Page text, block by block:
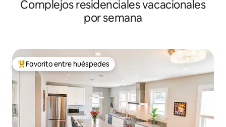
Complejos residenciales vacacionales
por semana
Favorito entre huéspedes preferido
Favorito entre huéspedes